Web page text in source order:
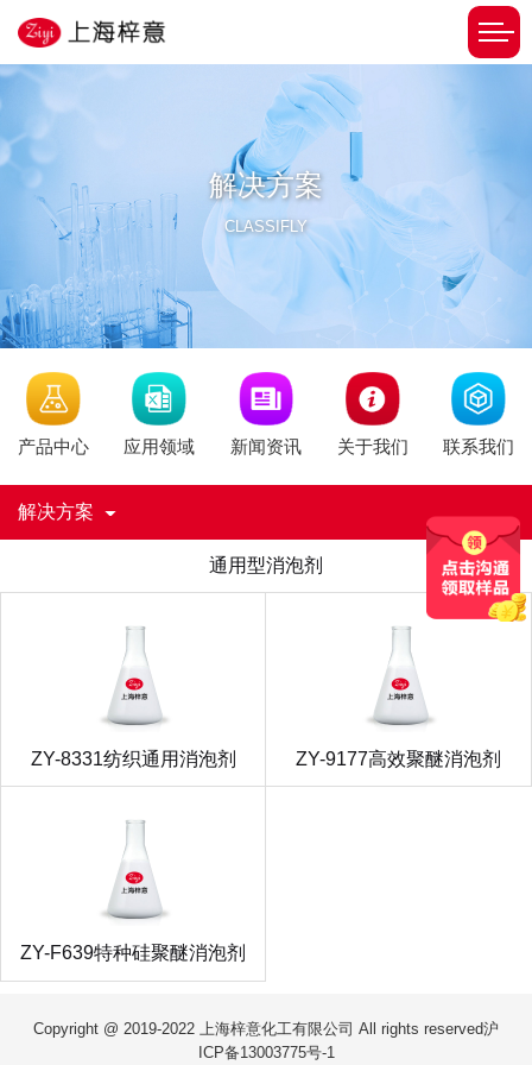
解决方案
CLASSIFLY
产品中心 应用领域 新闻资讯 关于我们 联系我们
解决方案
通用型消泡剂
ZY-8331纺织通用消泡剂 ZY-9177高效聚醚消泡剂
ZY-F639特种硅聚醚消泡剂
Copyright @ 2019-2022 上海梓意化工有限公司 All rights reserved沪
ICP备13003775号-1